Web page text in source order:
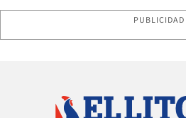
PUBLICIDAD